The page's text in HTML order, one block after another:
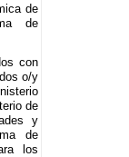
de
de
con
o/y
de
y
de
los